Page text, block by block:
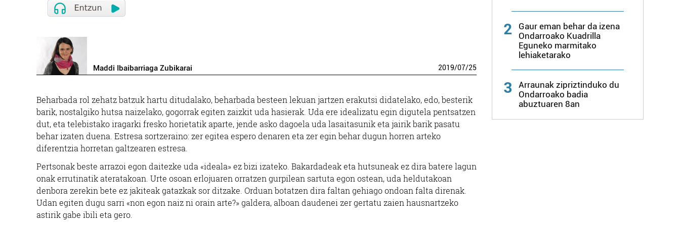
Maddi Ibaibarriaga Zubikarai 2019/07/25
Beharbada rol zehatz batzuk hartu ditudalako, beharbada besteen lekuan jartzen erakutsi didatelako, edo, besterik
barik, nostalgiko hutsa naizelako, gogorrak egiten zaizkit uda hasierak. Uda ere idealizatu egin digutela pentsatzen
dut, eta telebistako iragarki fresko horietatik aparte, jende asko dagoela uda lasaitasunik eta jairik barik pasatu
behar izaten duena. Estresa sortzeraino: zer egitea espero denaren eta zer egin behar dugun horren arteko
diferentzia horretan galtzearen estresa.
Pertsonak beste arrazoi egon daitezke uda «ideala» ez bizi izateko. Bakardadeak eta hutsuneak ez dira batere lagun
onak errutinatik ateratakoan. Urte osoan erlojuaren orratzen gurpilean sartuta egon ostean, uda heldutakoan
denbora zerekin bete ez jakiteak gatazkak sor ditzake. Orduan botatzen dira faltan gehiago ondoan falta direnak.
Udan egiten dugu sarri «non egon naiz ni orain arte?» galdera, alboan daudenei zer gertatu zaien hausnartzeko
astirik gabe ibili eta gero.
2
Gaur eman behar da izena
Ondarroako Kuadrilla
Eguneko marmitako
lehiaketarako
3
Arraunak zipriztinduko du
Ondarroako badia
abuztuaren 8an